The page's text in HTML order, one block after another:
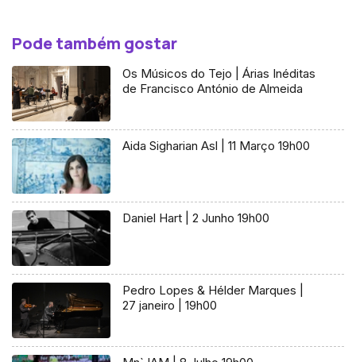
Pode também gostar
Os Músicos do Tejo | Árias Inéditas
de Francisco António de Almeida
Aida Sigharian Asl | 11 Março 19h00
Daniel Hart | 2 Junho 19h00
Pedro Lopes & Hélder Marques |
27 janeiro | 19h00